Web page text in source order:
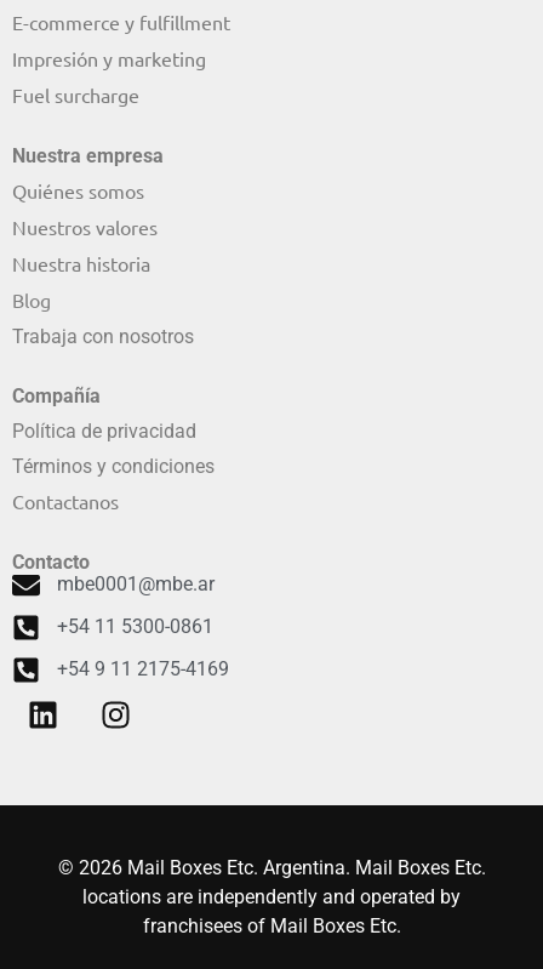
E-commerce y fulfillment
Impresión y marketing
Fuel surcharge
Nuestra empresa
Quiénes somos
Nuestros valores
Nuestra historia
Blog
Trabaja con nosotros
Compañía
Política de privacidad
Términos y condiciones
Contactanos
Contacto
mbe0001@mbe.ar
+54 11 5300-0861
+54 9 11 2175-4169
© 2026 Mail Boxes Etc. Argentina. Mail Boxes Etc.
locations are independently and operated by
franchisees of Mail Boxes Etc.